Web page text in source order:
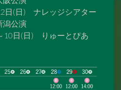
日(日) ナレッジシアター
潟公演
10日(日) りゅーとぴあ